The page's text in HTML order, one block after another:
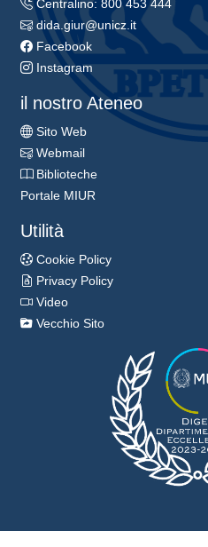
Centralino: 800 453 444
dida.giur@unicz.it
Facebook
Instagram
il nostro Ateneo
Sito Web
Webmail
Biblioteche
Portale MIUR
Utilità
Cookie Policy
Privacy Policy
Video
Vecchio Sito